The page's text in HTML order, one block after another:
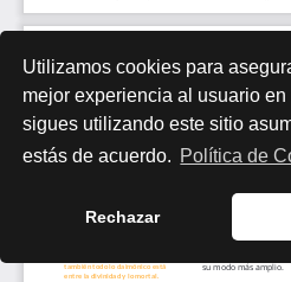
Utilizamos cookies para
mejor experiencia al usuario
sigues utilizando este sitio
estás de acuerdo. Política de
Rechazar